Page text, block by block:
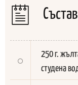
250 г.
студена